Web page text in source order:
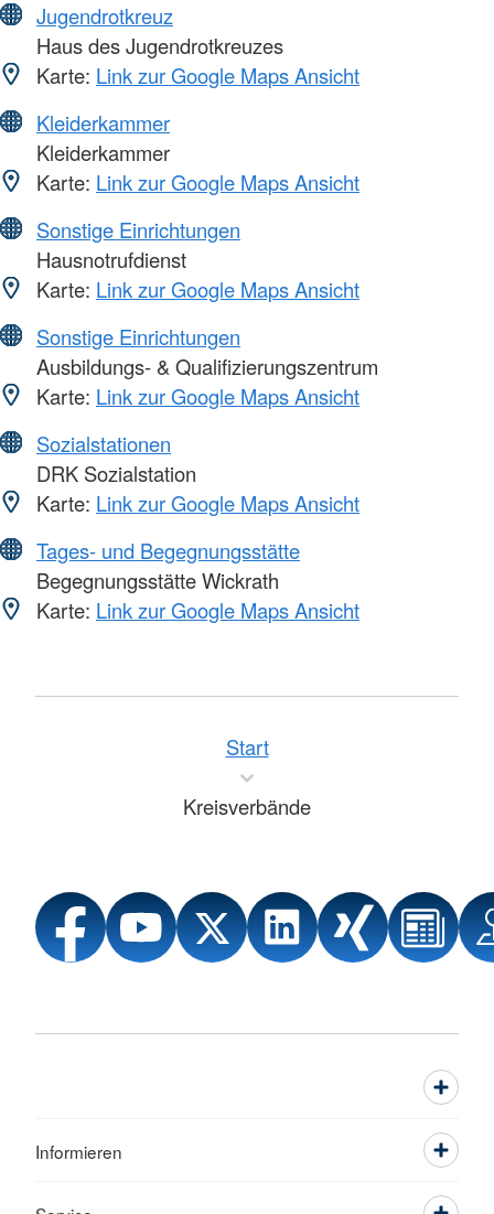
Jugendrotkreuz
Haus des Jugendrotkreuzes
Karte: Link zur Google Maps Ansicht
Kleiderkammer
Kleiderkammer
Karte: Link zur Google Maps Ansicht
Sonstige Einrichtungen
Hausnotrufdienst
Karte: Link zur Google Maps Ansicht
Sonstige Einrichtungen
Ausbildungs- & Qualifizierungszentrum
Karte: Link zur Google Maps Ansicht
Sozialstationen
DRK Sozialstation
Karte: Link zur Google Maps Ansicht
Tages- und Begegnungsstätte
Begegnungsstätte Wickrath
Karte: Link zur Google Maps Ansicht
Start
Kreisverbände
Informieren